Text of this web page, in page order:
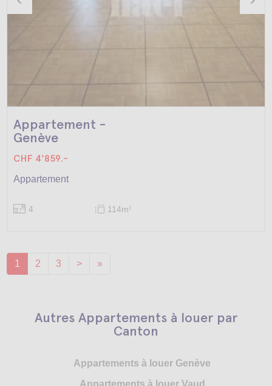
Appartement -
Genève
CHF 4'859.-
Appartement
4 114m2
1 2 3 > »
Autres Appartements à louer par
Canton
Appartements à louer Genève
Appartements à louer Vaud